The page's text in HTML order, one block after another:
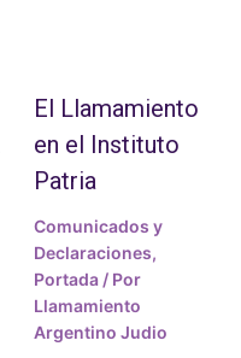
El Llamamiento
en el Instituto
Patria
Comunicados y
Declaraciones,
Portada/ Por
Llamamiento
Argentino Judio